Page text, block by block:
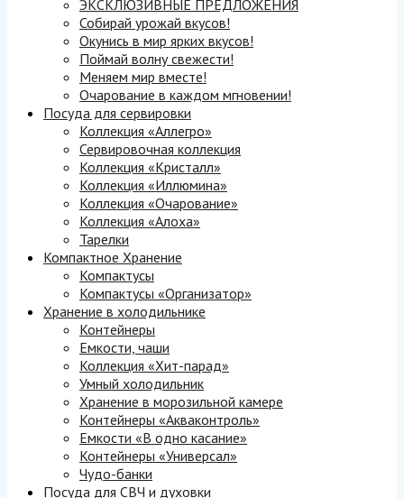
ЭКСКЛЮЗИВНЫЕ ПРЕДЛОЖЕНИЯ
Собирай урожай вкусов!
Окунись в мир ярких вкусов!
Поймай волну свежести!
Меняем мир вместе!
Очарование в каждом мгновении!
Посуда для сервировки
Коллекция «Аллегро»
Сервировочная коллекция
Коллекция «Кристалл»
Коллекция «Иллюмина»
Коллекция «Очарование»
Коллекция «Алоха»
Тарелки
Компактное Хранение
Компактусы
Компактусы «Организатор»
Хранение в холодильнике
Контейнеры
Емкости, чаши
Коллекция «Хит-парад»
Умный холодильник
Хранение в морозильной камере
Контейнеры «Акваконтроль»
Емкости «В одно касание»
Контейнеры «Универсал»
Чудо-банки
Посуда для СВЧ и духовки